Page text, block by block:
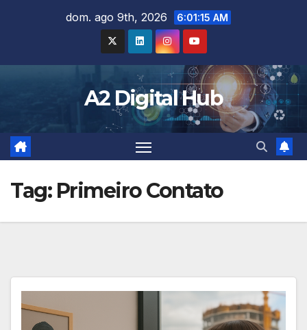
dom. ago 9th, 2026 6:01:17 AM
A2 Digital Hub
Tag: Primeiro Contato